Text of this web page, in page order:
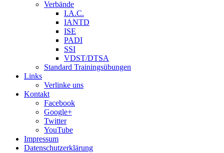
Verbände
I.A.C.
IANTD
ISE
PADI
SSI
VDST/DTSA
Standard Trainingsübungen
Links
Verlinke uns
Kontakt
Facebook
Google+
Twitter
YouTube
Impressum
Datenschutzerklärung